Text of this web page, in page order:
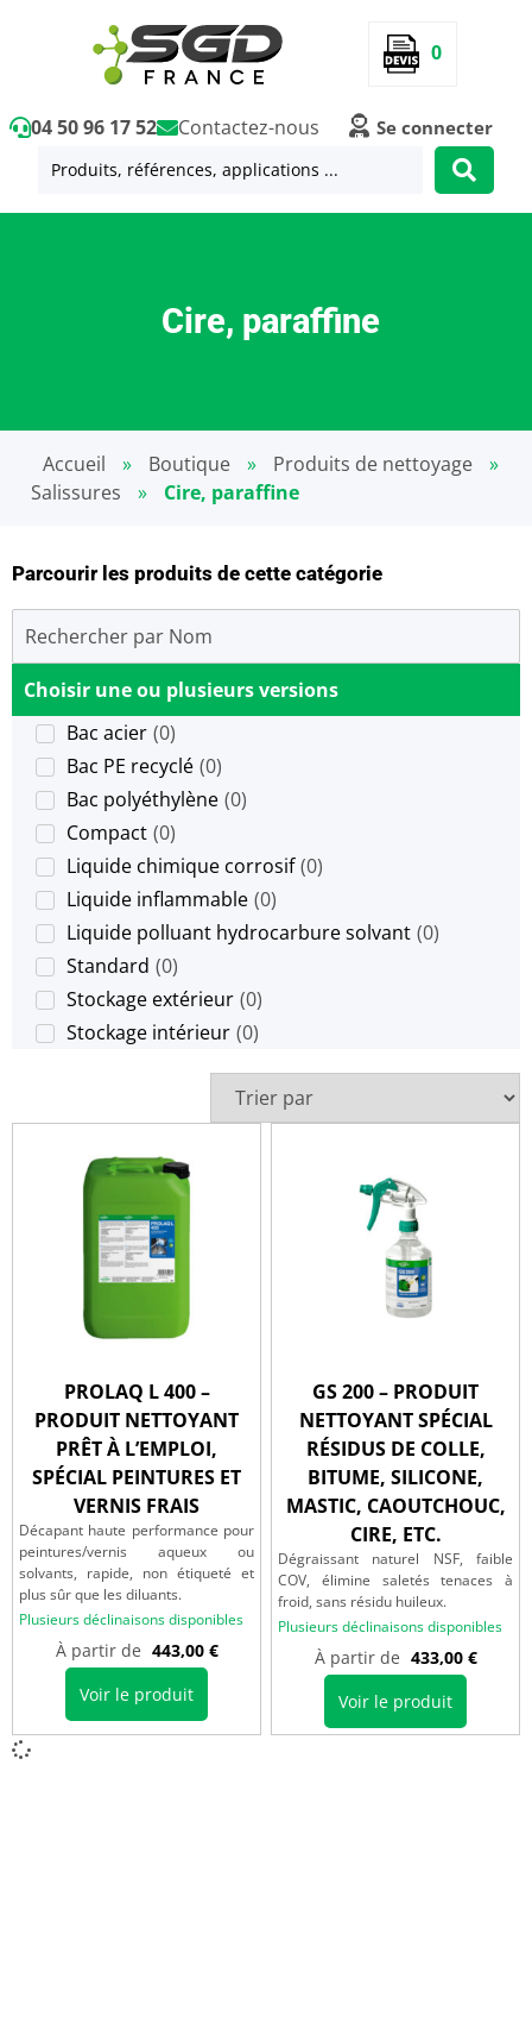
0
04 50 96 17 52 Contactez-nous Se connecter
Cire, paraffine
Accueil » Boutique » Produits de nettoyage
»
Salissures
» Cire, paraffine
Parcourir les produits de cette catégorie
Choisir une ou plusieurs versions
Bac acier (0)
Bac PE recyclé (0)
Bac polyéthylène (0)
Compact (0)
Liquide chimique corrosif (0)
Liquide inflammable (0)
Liquide polluant hydrocarbure solvant (0)
Standard (0)
Stockage extérieur (0)
Stockage intérieur (0)
PROLAQ L 400 –
PRODUIT NETTOYANT
PRÊT À L’EMPLOI,
SPÉCIAL PEINTURES ET
VERNIS FRAIS
Décapant haute performance pour
peintures/vernis aqueux ou
solvants, rapide, non étiqueté et
plus sûr que les diluants.
Plusieurs déclinaisons disponibles
À partir de 443,00 €
Voir le produit
GS 200 – PRODUIT
NETTOYANT SPÉCIAL
RÉSIDUS DE COLLE,
BITUME, SILICONE,
MASTIC, CAOUTCHOUC,
CIRE, ETC.
Dégraissant naturel NSF, faible
COV, élimine saletés tenaces à
froid, sans résidu huileux.
Plusieurs déclinaisons disponibles
À partir de 433,00 €
Voir le produit